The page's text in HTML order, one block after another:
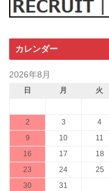
カレンダー
2026年8月
日 月 火
2
3 4
9
10 11
16
17 18
23
24 25
30
31